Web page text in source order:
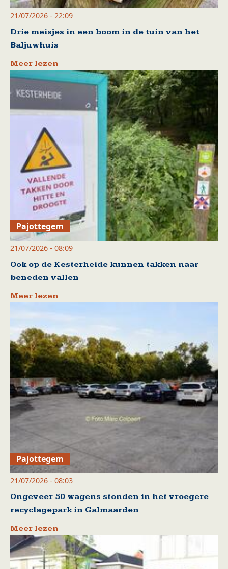
21/07/2026 - 22:09
Drie meisjes in een boom in de tuin van het
Baljuwhuis
Meer lezen
Pajottegem
21/07/2026 - 08:09
Ook op de Kesterheide kunnen takken naar
beneden vallen
Meer lezen
Pajottegem
21/07/2026 - 08:03
Ongeveer 50 wagens stonden in het vroegere
recyclagepark in Galmaarden
Meer lezen